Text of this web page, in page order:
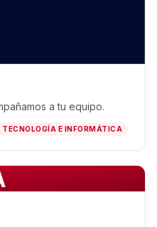
a tu equipo.
TECNOLOGÍA E INFORMÁTICA